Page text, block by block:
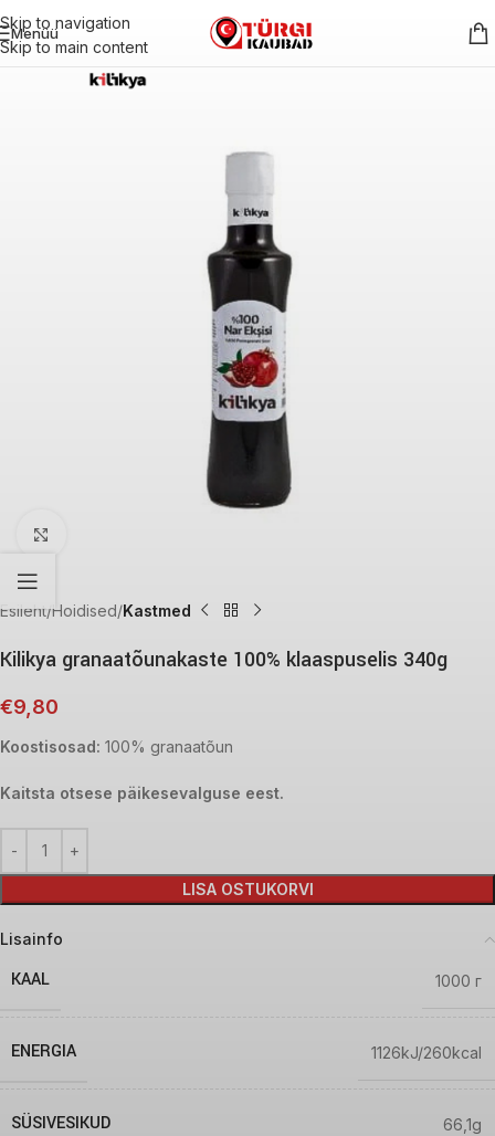
Skip to navigation
Skip to main content
Menüü
Esileht Hoidised Kastmed
Kilikya granaatõunakaste 100% klaaspuselis 340g
€9,80
Koostisosad: 100% granaatõun
Kaitsta otsese päikesevalguse eest.
LISA OSTUKORVI
Lisainfo
KAAL 1000 г
ENERGIA 1126kJ/260kcal
SÜSIVESIKUD 66,1g